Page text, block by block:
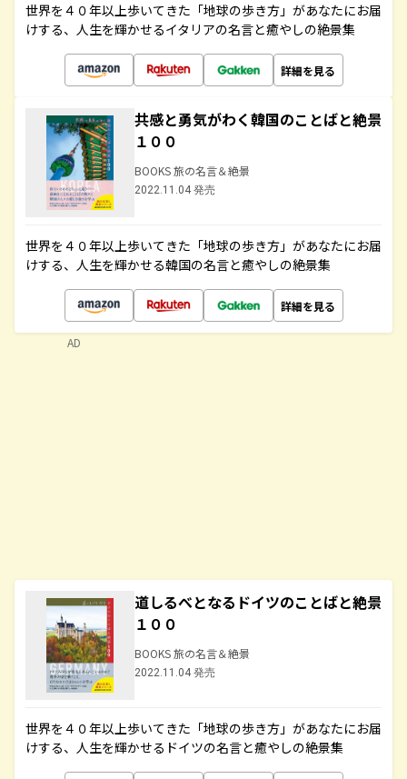
世界を４０年以上歩いてきた「地球の歩き方」があなたにお届
けする、人生を輝かせるイタリアの名言と癒やしの絶景集
詳細を見る
共感と勇気がわく韓国のことばと絶景
１００
BOOKS 旅の名言＆絶景
2022.11.04 発売
世界を４０年以上歩いてきた「地球の歩き方」があなたにお届
けする、人生を輝かせる韓国の名言と癒やしの絶景集
詳細を見る
道しるべとなるドイツのことばと絶景
１００
BOOKS 旅の名言＆絶景
2022.11.04 発売
世界を４０年以上歩いてきた「地球の歩き方」があなたにお届
けする、人生を輝かせるドイツの名言と癒やしの絶景集
AD